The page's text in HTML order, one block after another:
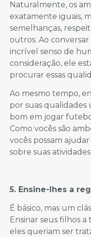
Naturalmente, os
exatamente iguais,
semelhanças,
outros. Ao
incrível senso de
consideração, ele
procurar essas
Ao mesmo tempo,
por suas qualidades
bom em jogar
Como vocês são
vocês possam
sobre suas
5. Ensine-lhes a
É básico, mas um
Ensinar seus filhos
eles queriam ser